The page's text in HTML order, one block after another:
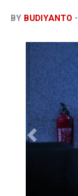
BY BUDIYANTO
Previous